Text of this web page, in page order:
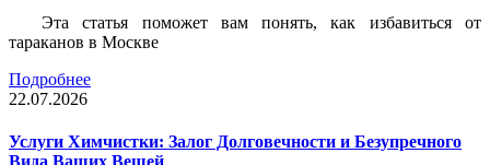
Эта статья поможет вам понять, как избавиться от
тараканов в Москве
Подробнее
22.07.2026
Услуги Химчистки: Залог Долговечности и Безупречного